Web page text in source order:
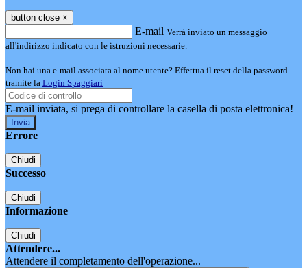
button close ×
E-mail Verrà inviato un messaggio
all'indirizzo indicato con le istruzioni necessarie.
Non hai una e-mail associata al nome utente? Effettua il reset della password
tramite la Login Spaggiari
E-mail inviata, si prega di controllare la casella di posta elettronica!
Errore
Chiudi
Successo
Chiudi
Informazione
Chiudi
Attendere...
Attendere il completamento dell'operazione...